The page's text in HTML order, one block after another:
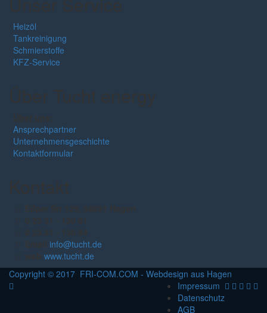
Heizöl
Tankreinigung
Schmierstoffe
KFZ-Service
Ansprechpartner
Unternehmensgeschichte
Kontaktformular
info@tucht.de
www.tucht.de
Copyright © 2017 FRI-COM.COM - Webdesign aus Hagen
Impressum
Datenschutz
AGB